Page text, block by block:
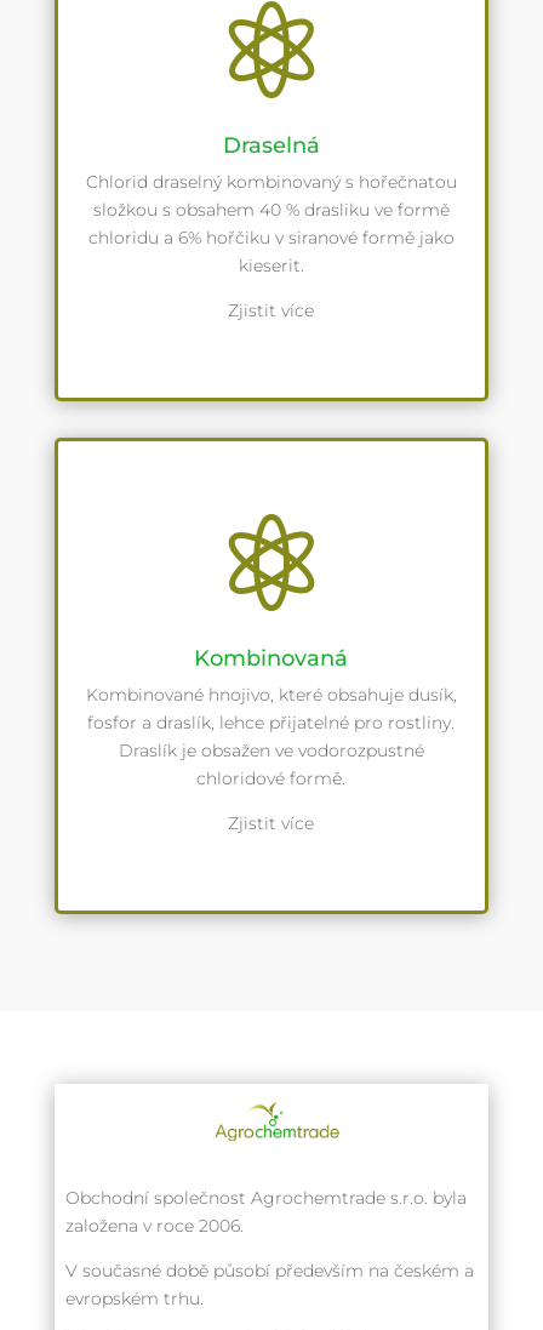

Draselná
Chlorid draselný kombinovaný s hořečnatou
složkou s obsahem 40 % drasliku ve formě
chloridu a 6% hořčiku v siranové formě jako
kieserit.
Zjistit více

Kombinovaná
Kombinované hnojivo, které obsahuje dusík,
fosfor a draslík, lehce přijatelné pro rostliny.
Draslík je obsažen ve vodorozpustné
chloridové formě.
Zjistit více
Obchodní společnost Agrochemtrade s.r.o. byla
založena v roce 2006.
V současné době působí především na českém a
evropském trhu.